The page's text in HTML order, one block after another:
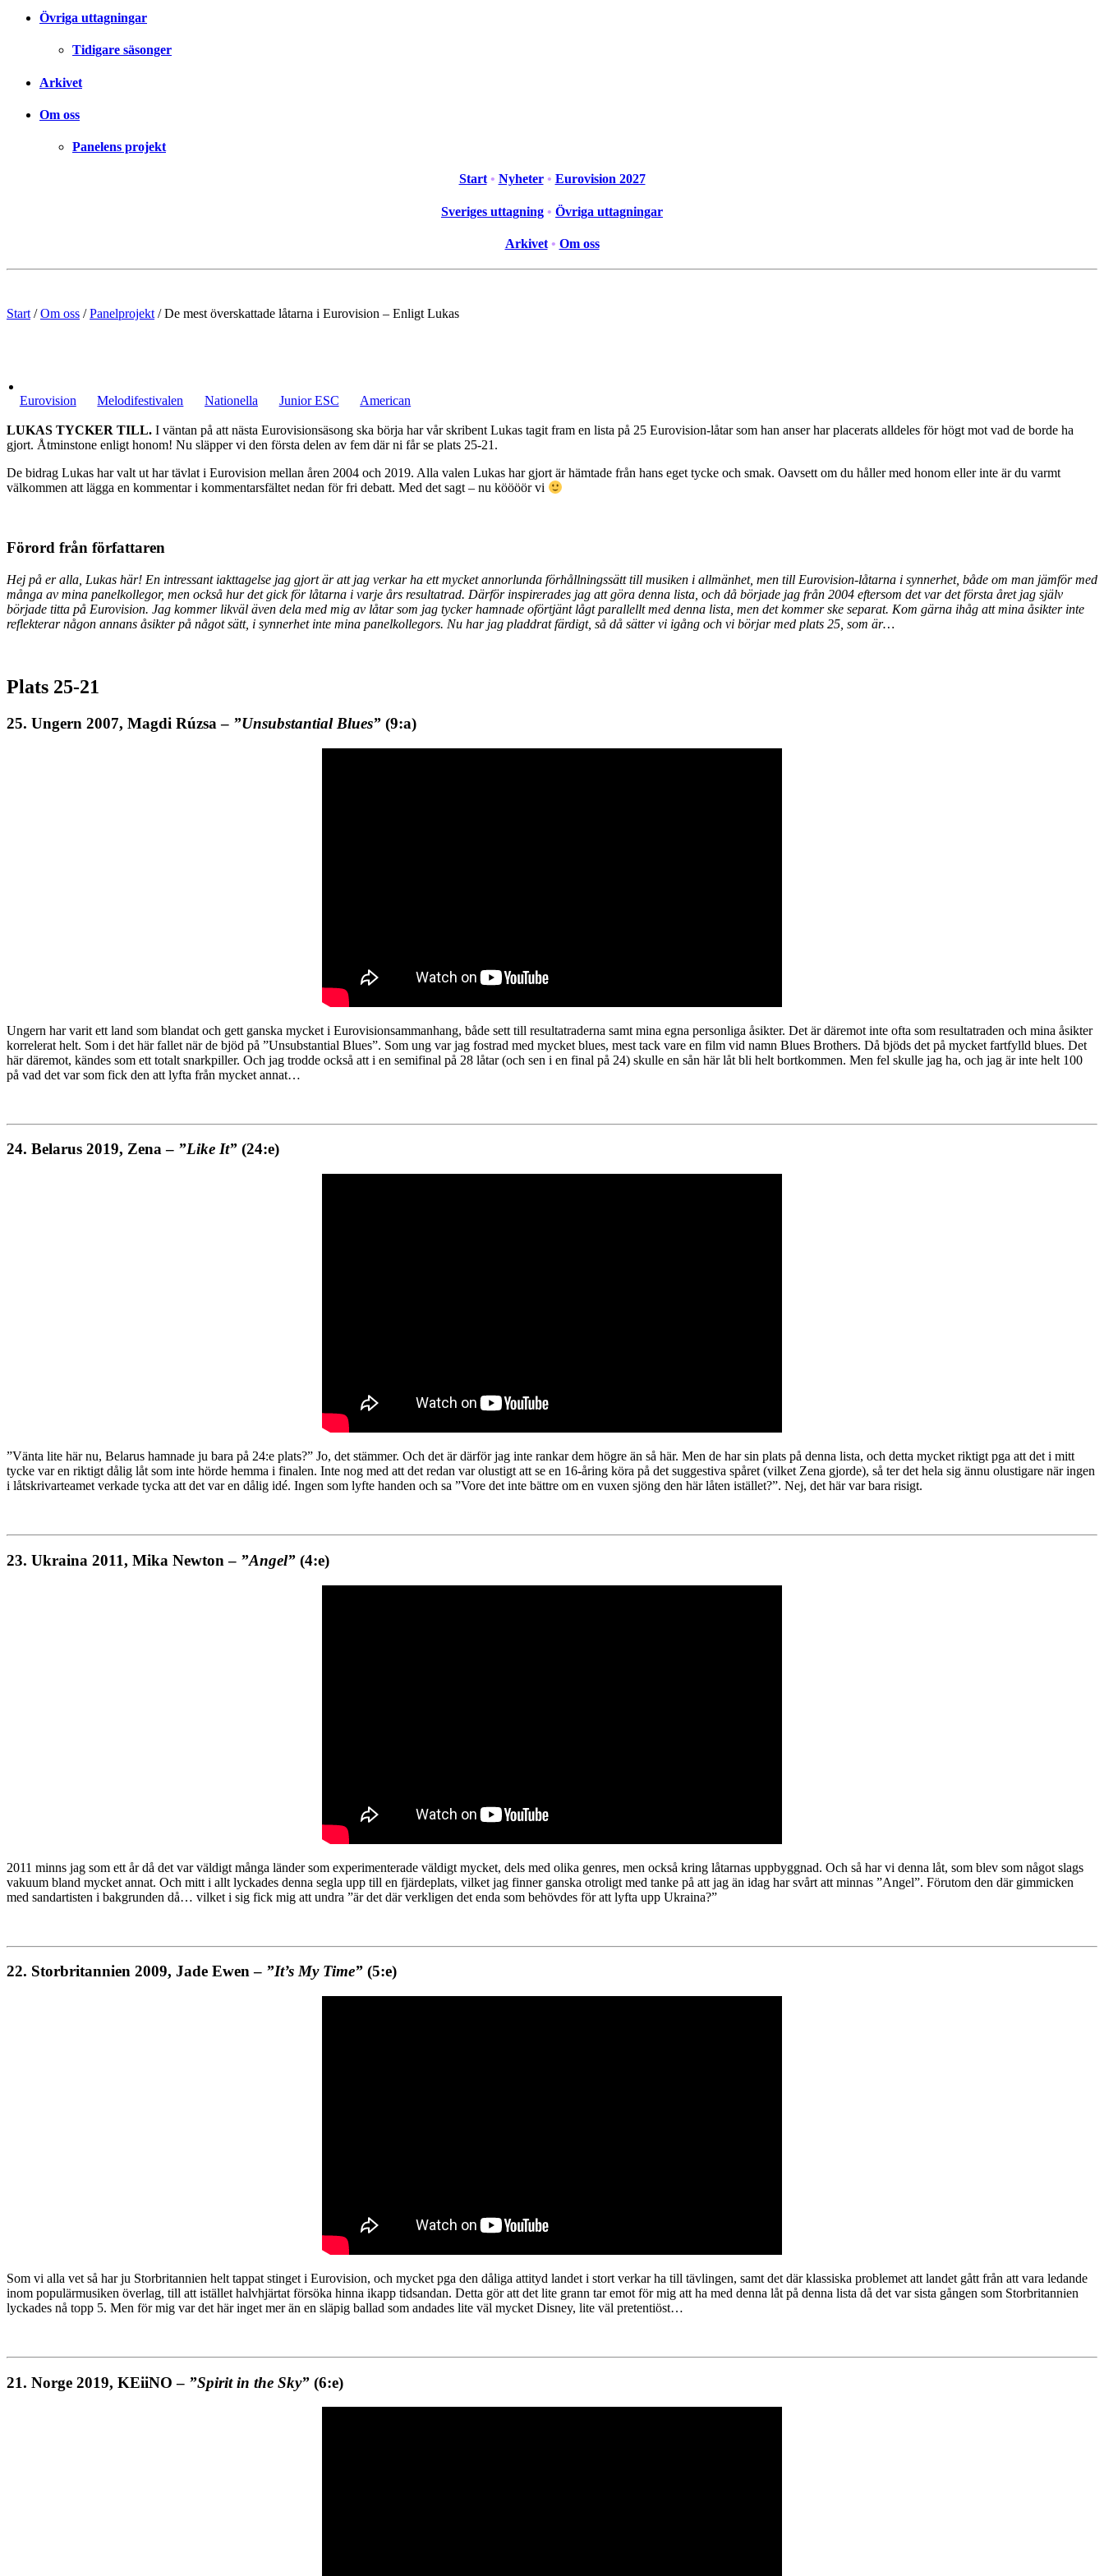
Övriga uttagningar
Tidigare säsonger
Arkivet
Om oss
Panelens projekt
Start • Nyheter • Eurovision 2027
Sveriges uttagning • Övriga uttagningar
Arkivet • Om oss
Start / Om oss / Panelprojekt / De mest överskattade låtarna i Eurovision – Enligt Lukas
Eurovision Melodifestivalen Nationella Junior ESC American
LUKAS TYCKER TILL. I väntan på att nästa Eurovisionsäsong ska börja har vår skribent Lukas tagit fram en lista på 25 Eurovision-låtar som han anser har placerats alldeles för högt mot vad de borde ha
gjort. Åtminstone enligt honom! Nu släpper vi den första delen av fem där ni får se plats 25-21.
De bidrag Lukas har valt ut har tävlat i Eurovision mellan åren 2004 och 2019. Alla valen Lukas har gjort är hämtade från hans eget tycke och smak. Oavsett om du håller med honom eller inte är du varmt
välkommen att lägga en kommentar i kommentarsfältet nedan för fri debatt. Med det sagt – nu köööör vi
Förord från författaren
Hej på er alla, Lukas här! En intressant iakttagelse jag gjort är att jag verkar ha ett mycket annorlunda förhållningssätt till musiken i allmänhet, men till Eurovision-låtarna i synnerhet, både om man jämför med
många av mina panelkollegor, men också hur det gick för låtarna i varje års resultatrad. Därför inspirerades jag att göra denna lista, och då började jag från 2004 eftersom det var det första året jag själv
började titta på Eurovision. Jag kommer likväl även dela med mig av låtar som jag tycker hamnade oförtjänt lågt parallellt med denna lista, men det kommer ske separat. Kom gärna ihåg att mina åsikter inte
reflekterar någon annans åsikter på något sätt, i synnerhet inte mina panelkollegors. Nu har jag pladdrat färdigt, så då sätter vi igång och vi börjar med plats 25, som är…
Plats 25-21
25. Ungern 2007, Magdi Rúzsa – ”Unsubstantial Blues” (9:a)
Ungern har varit ett land som blandat och gett ganska mycket i Eurovisionsammanhang, både sett till resultatraderna samt mina egna personliga åsikter. Det är däremot inte ofta som resultatraden och mina åsikter
korrelerat helt. Som i det här fallet när de bjöd på ”Unsubstantial Blues”. Som ung var jag fostrad med mycket blues, mest tack vare en film vid namn Blues Brothers. Då bjöds det på mycket fartfylld blues. Det
här däremot, kändes som ett totalt snarkpiller. Och jag trodde också att i en semifinal på 28 låtar (och sen i en final på 24) skulle en sån här låt bli helt bortkommen. Men fel skulle jag ha, och jag är inte helt 100
på vad det var som fick den att lyfta från mycket annat…
24. Belarus 2019, Zena – ”Like It” (24:e)
”Vänta lite här nu, Belarus hamnade ju bara på 24:e plats?” Jo, det stämmer. Och det är därför jag inte rankar dem högre än så här. Men de har sin plats på denna lista, och detta mycket riktigt pga att det i mitt
tycke var en riktigt dålig låt som inte hörde hemma i finalen. Inte nog med att det redan var olustigt att se en 16-åring köra på det suggestiva spåret (vilket Zena gjorde), så ter det hela sig ännu olustigare när ingen
i låtskrivarteamet verkade tycka att det var en dålig idé. Ingen som lyfte handen och sa ”Vore det inte bättre om en vuxen sjöng den här låten istället?”. Nej, det här var bara risigt.
23. Ukraina 2011, Mika Newton – ”Angel” (4:e)
2011 minns jag som ett år då det var väldigt många länder som experimenterade väldigt mycket, dels med olika genres, men också kring låtarnas uppbyggnad. Och så har vi denna låt, som blev som något slags
vakuum bland mycket annat. Och mitt i allt lyckades denna segla upp till en fjärdeplats, vilket jag finner ganska otroligt med tanke på att jag än idag har svårt att minnas ”Angel”. Förutom den där gimmicken
med sandartisten i bakgrunden då… vilket i sig fick mig att undra ”är det där verkligen det enda som behövdes för att lyfta upp Ukraina?”
22. Storbritannien 2009, Jade Ewen – ”It’s My Time” (5:e)
Som vi alla vet så har ju Storbritannien helt tappat stinget i Eurovision, och mycket pga den dåliga attityd landet i stort verkar ha till tävlingen, samt det där klassiska problemet att landet gått från att vara ledande
inom populärmusiken överlag, till att istället halvhjärtat försöka hinna ikapp tidsandan. Detta gör att det lite grann tar emot för mig att ha med denna låt på denna lista då det var sista gången som Storbritannien
lyckades nå topp 5. Men för mig var det här inget mer än en släpig ballad som andades lite väl mycket Disney, lite väl pretentiöst…
21. Norge 2019, KEiiNO – ”Spirit in the Sky” (6:e)